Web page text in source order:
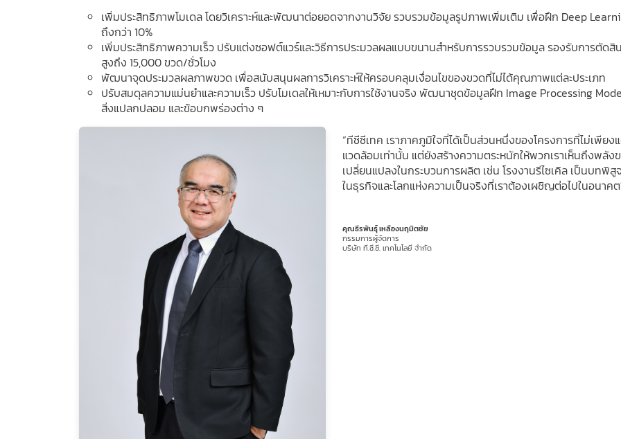
เพิ่มประสิทธิภาพโมเดล โดยวิเคราะห์และพัฒนาต่อยอดจากงานวิจัย รวบรวมข้อมูลรูปภาพเพิ่มเติม เพื่อฝึก Deep
ถึงกว่า 10%
เพิ่มประสิทธิภาพความเร็ว ปรับแต่งซอฟต์แวร์และวิธีการประมวลผลแบบขนานสำหรับการรวบรวมข้อมูล รองรับการตัด
สูงถึง 15,000 ขวด/ชั่วโมง
พัฒนาจุดประมวลผลภาพขวด เพื่อสนับสนุนผลการวิเคราะห์ให้ครอบคลุมเงื่อนไขของขวดที่ไม่ได้คุณภาพแต่ละประเภท
ปรับสมดุลความแม่นยำและความเร็ว ปรับโมเดลให้เหมาะกับการใช้งานจริง พัฒนาชุดข้อมูลฝึก Image Processing
สิ่งแปลกปลอม และข้อบกพร่องต่าง ๆ
“ทีซีซีเทค เราภาคภูมิใจที่ได้เป็นส่วนหนึ่งของโครงการที่ไม่เพีย
แวดล้อมเท่านั้น แต่ยังสร้างความตระหนักให้พวกเราเห็นถึงพลัง
เปลี่ยนแปลงในกระบวนการผลิต เช่น โรงงานรีไซเคิล เป็นบ
ในธุรกิจและโลกแห่งความเป็นจริงที่เราต้องเผชิญต่อไปในอนาค
คุณธีรพันธุ์ เหลืองนฤมิตชัย
กรรมการผู้จัดการ
บริษัท ที.ซี.ซี. เทคโนโลยี จำกัด